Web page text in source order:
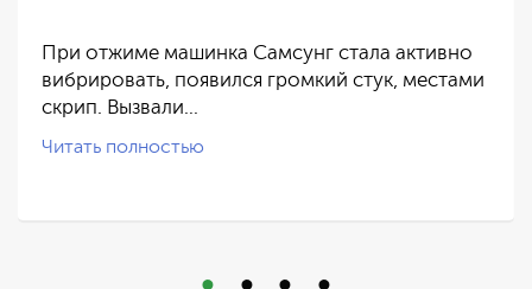
При отжиме машинка Самсунг стала активно
вибрировать, появился громкий стук, местами
скрип. Вызвали…
Читать полностью